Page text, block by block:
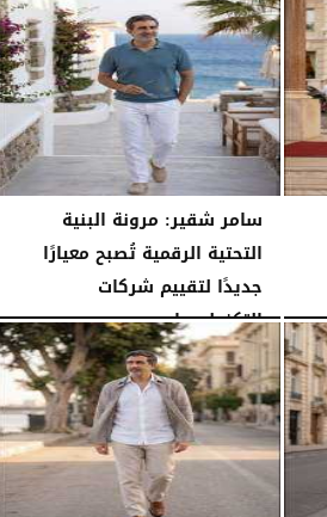
سامر شقير: مرونة البنية
التحتية الرقمية تُصبح معيارًا
جديدًا لتقييم شركات
التكنولوجيا...
07:03 مـ